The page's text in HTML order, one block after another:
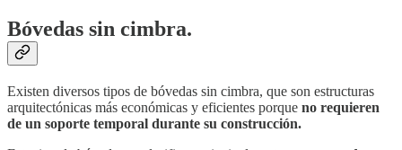
Bóvedas sin cimbra.
Existen diversos tipos de bóvedas sin cimbra, que son estructuras
arquitectónicas más económicas y eficientes porque no requieren
de un soporte temporal durante su construcción.